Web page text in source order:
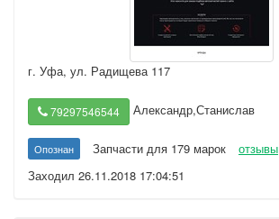
г. Уфа, ул. Радищева 117
79297546544 Александр,Станислав
Опознан Запчасти для 179 марок
отзывы
Заходил 26.11.2018 17:04:51